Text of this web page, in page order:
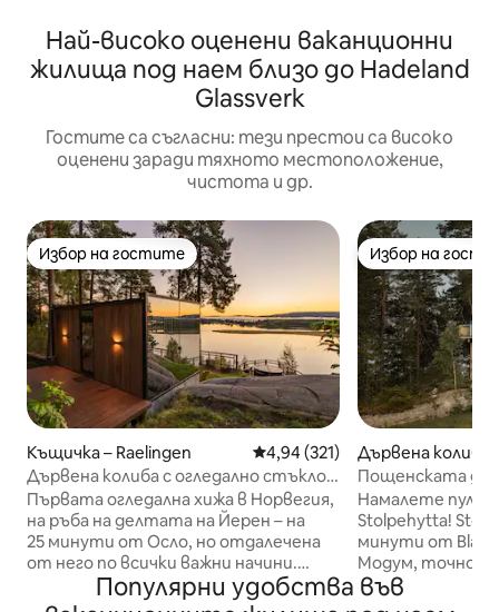
Най-високо оценени ваканционни
жилища под наем близо до Hadeland
Glassverk
Гостите са съгласни: тези престои са високо
оценени заради тяхното местоположение,
чистота и др.
Избор на гостите
Избор на гостите
Къщичка – Raelingen Средна оценка: 4,94 от 5,
4,94 (321)
Дървена колиба с огледално стъкло
WonderINN
Първата огледална хижа в Норвегия,
на ръба на делтата на Йерен – на
25 минути от Осло, но отдалечена
от него по всички важни начини.
Огледалното стъкло отразява
небето, дърветата, водата,
Избор на
Избор на
Дървена колиба
Пощенската
Намалете пулса
Stolpehytta! Stolpehytta се намира на 5
минути от
Модум, точно
Høyt & Lavt
намерите
Популярни удобства във